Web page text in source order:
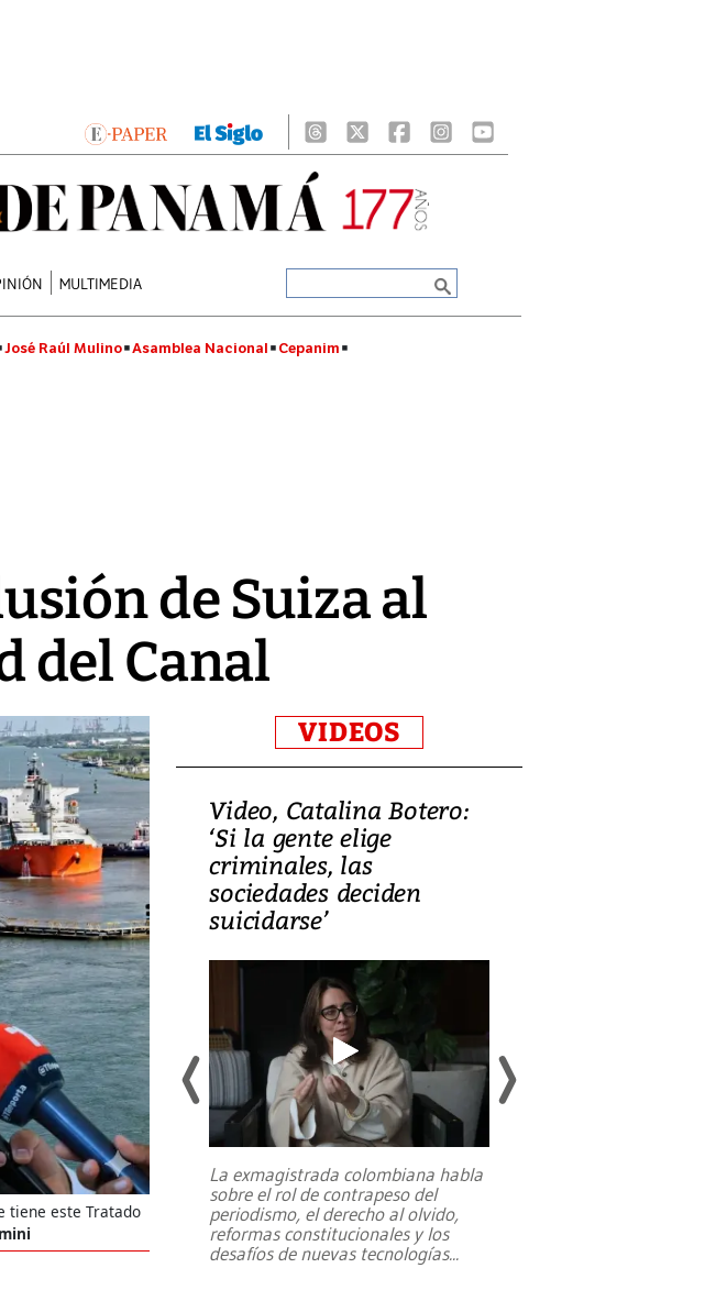
MULTIMEDIA
José Raúl Mulino Asamblea Nacional Cepanim
de Suiza al
del Canal
tiene este Tratado
VIDEOS
Terremoto
y graves
de magnitud
martes 28 de
de Kumamoto,
una
...
Video, Catalina Botero:
‘Si la gente elige
criminales, las
sociedades deciden
suicidarse’
La exmagistrada colombiana habla
sobre el rol de contrapeso del
periodismo, el derecho al olvido,
reformas constitucionales y los
desafíos de nuevas tecnologías...